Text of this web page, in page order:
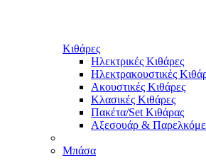
Κιθάρες
Ηλεκτρικές Κιθάρες
Ηλεκτρακουστικές
Ακουστικές Κιθάρες
Κλασικές Κιθάρες
Πακέτα/Set Κιθάρας
Αξεσουάρ &
Μπάσα